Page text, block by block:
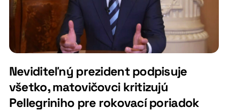
Neviditeľný prezident podpisuje
všetko, matovičovci kritizujú
Pellegriniho pre rokovací poriadok